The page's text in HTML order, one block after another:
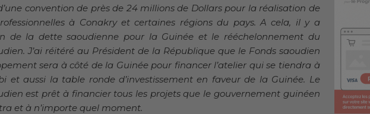
convention de près de 24 millions de Dollars pour la réalisation de
à Conakry et certaines régions du pays. A cela, il y a
de la dette saoudienne pour la Guinée et le rééchelonnement du
J’ai réitéré au Président de la République que le Fonds saoudien
sera à côté de la Guinée pour financer l’atelier qui se tiendra à
et aussi la table ronde d’investissement en faveur de la Guinée. Le
est prêt à financier tous les projets que le gouvernement guinéen
et à n’importe quel moment.